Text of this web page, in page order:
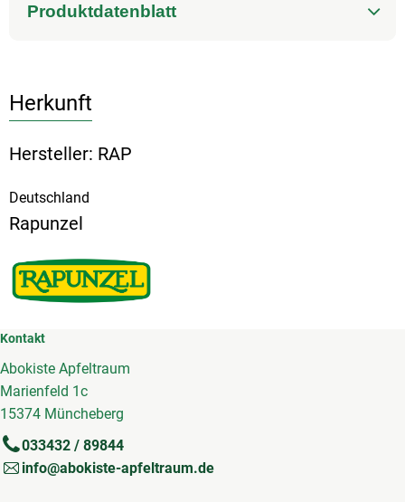
Produktdatenblatt
Herkunft
Hersteller: RAP
Deutschland
Rapunzel
Kontakt
Abokiste Apfeltraum
Marienfeld 1c
15374 Müncheberg
033432 / 89844
info@abokiste-apfeltraum.de